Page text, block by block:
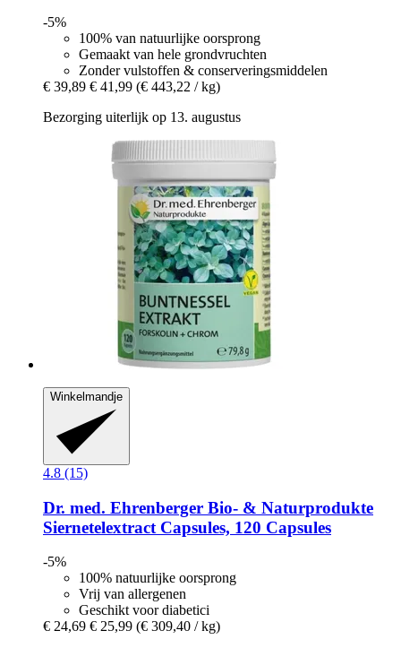
-5%
100% van natuurlijke oorsprong
Gemaakt van hele grondvruchten
Zonder vulstoffen & conserveringsmiddelen
€ 39,89 € 41,99 (€ 443,22 / kg)
Bezorging uiterlijk op 13. augustus
Winkelmandje
4.8 (15)
Dr. med. Ehrenberger Bio- & Naturprodukte
Siernetelextract Capsules, 120 Capsules
-5%
100% natuurlijke oorsprong
Vrij van allergenen
Geschikt voor diabetici
€ 24,69 € 25,99 (€ 309,40 / kg)